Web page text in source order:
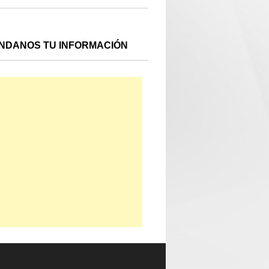
TU INFORMACIÓN